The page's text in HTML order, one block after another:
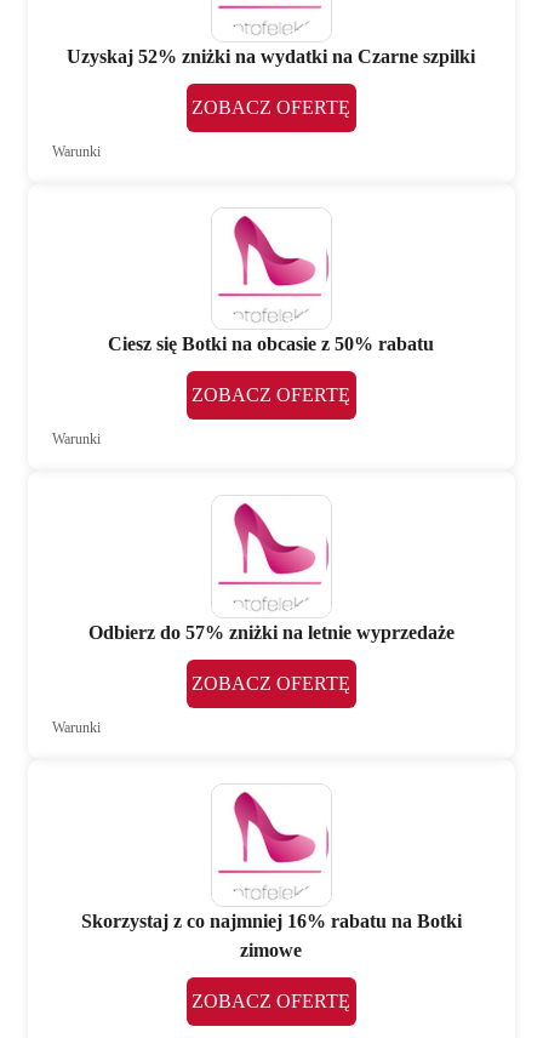
Uzyskaj 52% zniżki na wydatki na Czarne szpilki
ZOBACZ OFERTĘ
Warunki
Ciesz się Botki na obcasie z 50% rabatu
ZOBACZ OFERTĘ
Warunki
Odbierz do 57% zniżki na letnie wyprzedaże
ZOBACZ OFERTĘ
Warunki
Skorzystaj z co najmniej 16% rabatu na Botki
zimowe
ZOBACZ OFERTĘ